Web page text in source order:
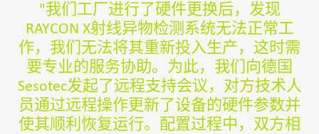
我们工厂进行了硬件更换后，发现
RAYCON X射线异物检测系统无法正常工
作，我们无法将其重新投入生产，这时需
要专业的服务协助。为此，我们向德国
Sesotec发起了远程支持会议，对方技术人
员通过远程操作更新了设备的硬件参数并
使其顺利恢复运行。配置过程中，双方相